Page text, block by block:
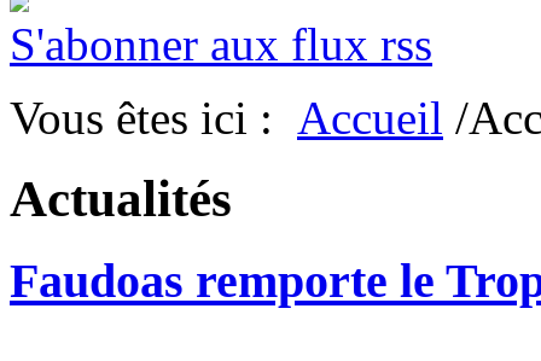
S'abonner aux flux rss
Vous êtes ici : Accueil /
Actualités
Faudoas remporte le